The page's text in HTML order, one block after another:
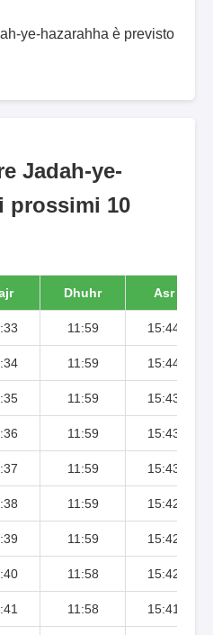
ye-hazarahha è previsto
Jadah-ye-
prossimi 10
Dhuhr Asr
11:59 15:44
11:59 15:44
11:59 15:43
11:59 15:43
11:59 15:43
11:59 15:42
11:59 15:42
11:58 15:42
11:58 15:41